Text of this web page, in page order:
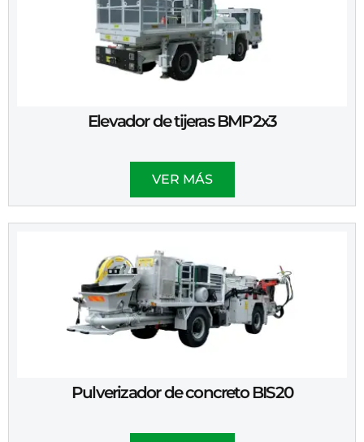
Elevador de tijeras BMP2x3
VER MÁS
Pulverizador de concreto BIS20